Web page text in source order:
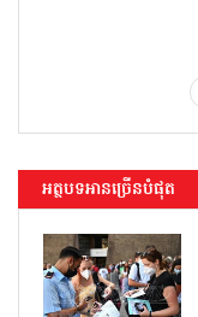
អត្ថបទអានច្រើនបំផុត